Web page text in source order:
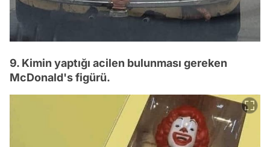
9. Kimin yaptığı acilen bulunması gereken
McDonald's figürü.